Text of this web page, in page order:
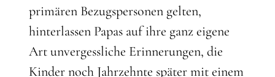
primären Bezugspersonen gelten,
hinterlassen Papas auf ihre ganz eigene
Art unvergessliche Erinnerungen, die
Kinder noch Jahrzehnte später mit einem